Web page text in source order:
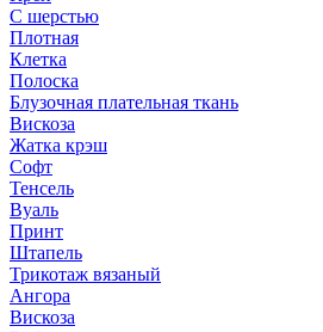
С шерстью
Плотная
Клетка
Полоска
Блузочная плательная ткань
Вискоза
Жатка крэш
Софт
Тенсель
Вуаль
Принт
Штапель
Трикотаж вязаный
Ангора
Вискоза